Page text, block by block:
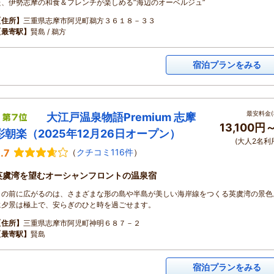
伊勢志摩の和食＆フレンチが楽しめる”海辺のオーベルジュ”
所】 三重県志摩市阿児町鵜方３６１８－３３
寄駅】 賢島 / 鵜方
宿泊プランをみる
大江戸温泉物語Premium 志摩
朝楽（2025年12月26日オープン）
（クチコミ116件）
最安料金
13,100円～
(大人2名利
虞湾を望むオーシャンフロントの温泉宿
前に広がるのは、さまざまな形の島や半島が美しい海岸線をつくる英虞湾の景
景は極上で、安らぎのひと時を過ごせます。
所】 三重県志摩市阿児町神明６８７－２
寄駅】 賢島
宿泊プランをみる